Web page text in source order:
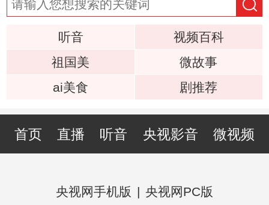
听音
视频百科
祖国美
微故事
ai美食
剧推荐
首页 直播 听音 央视影音 微视频
央视网手机版 | 央视网PC版